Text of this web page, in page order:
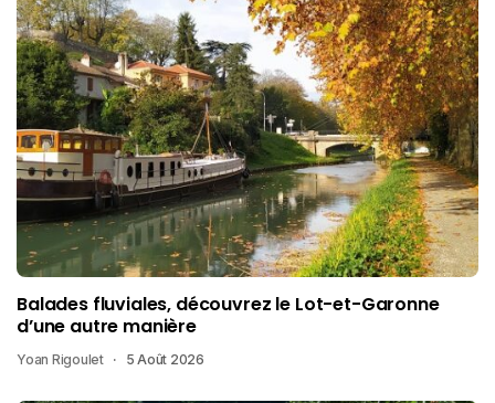
Balades fluviales, découvrez le Lot-et-Garonne
d’une autre manière
Yoan Rigoulet 5 Août 2026